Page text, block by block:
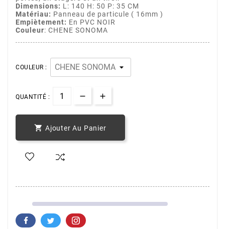
Dimensions: L: 140 H: 50 P: 35 CM
Matériau: Panneau de particule ( 16mm )
Empiètement: En PVC NOIR
Couleur: CHENE SONOMA
COULEUR :
QUANTITÉ :
 Ajouter Au Panier